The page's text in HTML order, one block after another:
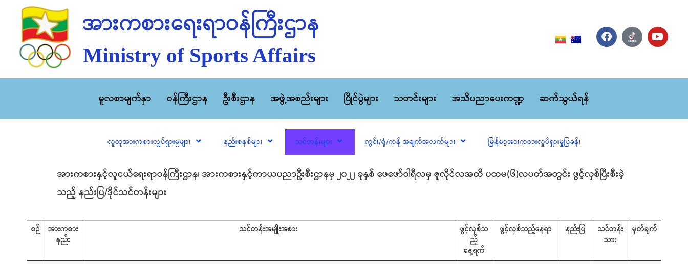
အားကစားရေးရာဝန်ကြီးဌာန
Ministry of Sports Affairs
မူလစာမျက်နှာ ဝန်ကြီးဌာန ဦးစီးဌာန အဖွဲ့အစည်းများ ပြိုင်ပွဲများ သတင်းများ အသိပညာပေးကဏ္ဍ ဆက်သွယ်ရန်
လူထုအားကစားလှုပ်ရှားမှုများ နည်းစနစ်များ သင်တန်းများ ကွင်း/ရုံ/ကန် အချက်အလက်များ မြန်မာ့အားကစားလှုပ်ရှားမှုပြခန်း
အားကစားနှင့်လူငယ်ရေးရာဝန်ကြီးဌာန၊ အားကစားနှင့်ကာယပညာဦးစီးဌာနမှ ၂၀၂၂ ခုနှစ် ဖေဖော်ဝါရီလမှ ဇူလိုင်လအထိ ပထမ(၆)လပတ်အတွင်း ဖွင့်လှစ်ပြီးစီးခဲ့
သည့် နည်းပြ/ဒိုင်သင်တန်းများ
စဉ်
အားကစား
နည်း
သင်တန်းအမျိုးအစား
ဖွင့်လှစ်သ
ည့်
နေ့ရက်
ဖွင့်လှစ်သည့်နေရာ နည်းပြ
သင်တန်း
သား
မှတ်ချက်